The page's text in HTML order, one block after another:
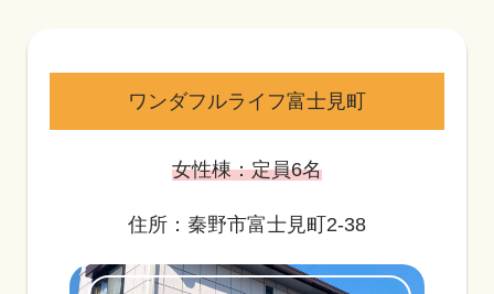
ワンダフルライフ富士見町
女性棟：定員6名
住所：秦野市富士見町2-38